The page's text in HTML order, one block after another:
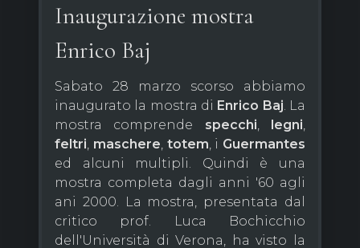
Inaugurazione mostra
Enrico Baj
Sabato 28 marzo scorso abbiamo
inaugurato la mostra di Enrico Baj . La
mostra comprende specchi legni
feltri maschere totem , i Guermantes
ed alcuni multipli. Quindi è una
mostra completa dagli anni '60 agli
ani 2000. La mostra, presentata dal
critico prof. Luca Bochicchio
dell'Università di Verona, ha visto la